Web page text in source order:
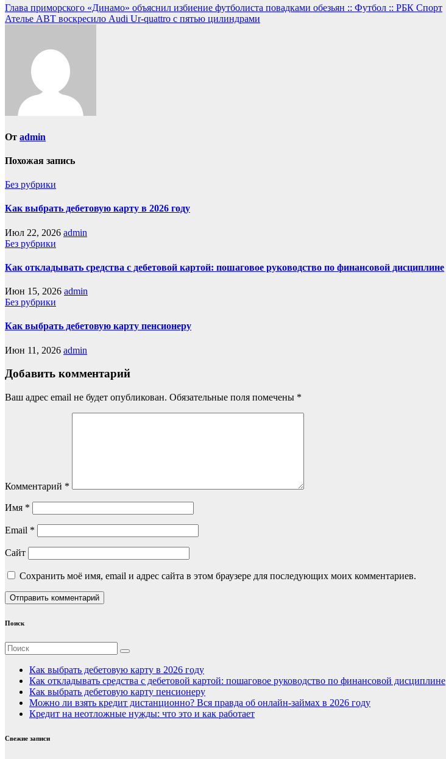
Глава приморского «Динамо» объяснил избиение футболиста повадками обезьян :: Футбол :: РБК Спорт
Ателье ABT воскресило Audi Ur-quattro с пятью цилиндрами
От admin
Похожая запись
Без рубрики
Как выбрать дебетовую карту в 2026 году
Июл 22, 2026 admin
Без рубрики
Как откладывать средства с дебетовой картой: пошаговое руководство по финансовой дисциплине
Июн 15, 2026 admin
Без рубрики
Как выбрать дебетовую карту пенсионеру
Июн 11, 2026 admin
Добавить комментарий
Ваш адрес email не будет опубликован. Обязательные поля помечены *
Комментарий *
Имя *
Email *
Сайт
Сохранить моё имя, email и адрес сайта в этом браузере для последующих моих комментариев.
Поиск
Как выбрать дебетовую карту в 2026 году
Как откладывать средства с дебетовой картой: пошаговое руководство по финансовой дисциплине
Как выбрать дебетовую карту пенсионеру
Можно ли взять кредит дистанционно? Вся правда об онлайн-займах в 2026 году
Кредит на неотложные нужды: что это и как работает
Свежие записи